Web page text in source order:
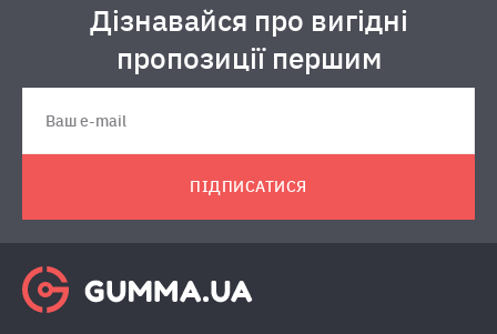
Дізнавайся про вигідні
пропозиції першим
ПІДПИСАТИСЯ